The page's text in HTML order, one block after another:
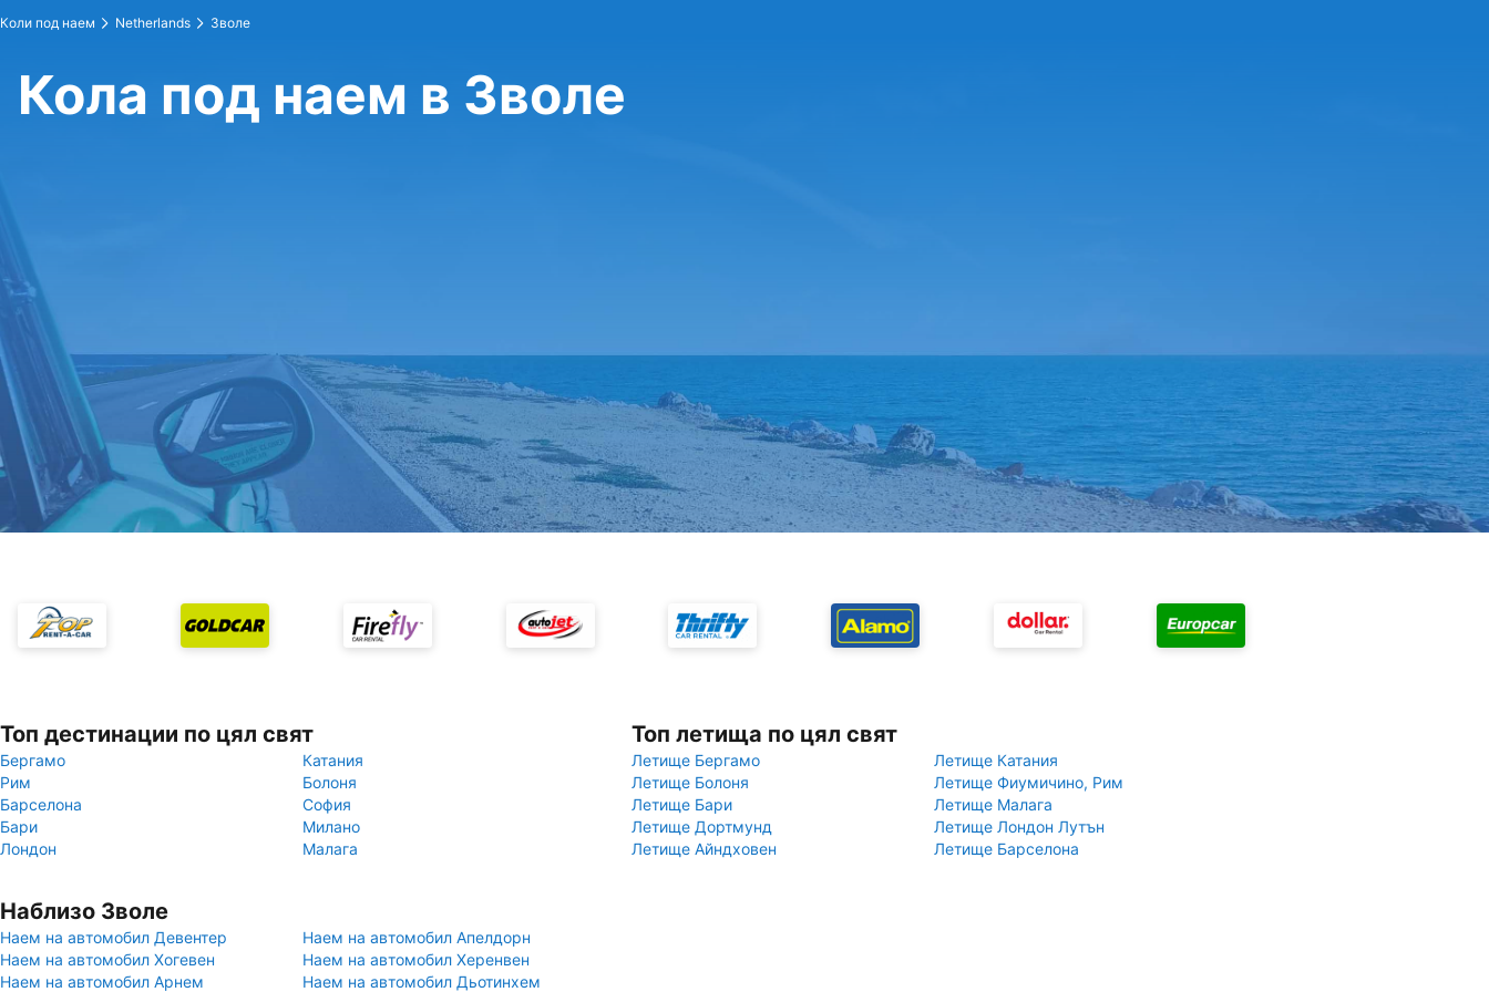
Коли под наем Netherlands Зволе
Кола под наем в Зволе
Топ дестинации по цял свят
Бергамо
Катания
Рим
Болоня
Барселона
София
Бари
Милано
Лондон
Малага
Топ летища по цял свят
Летище Бергамо
Летище Катания
Летище Болоня
Летище Фиумичино, Рим
Летище Бари
Летище Малага
Летище Дортмунд
Летище Лондон Лутън
Летище Айндховен
Летище Барселона
Наблизо Зволе
Наем на автомобил Девентер
Наем на автомобил Апелдорн
Наем на автомобил Хогевен
Наем на автомобил Херенвен
Наем на автомобил Арнем
Наем на автомобил Дьотинхем